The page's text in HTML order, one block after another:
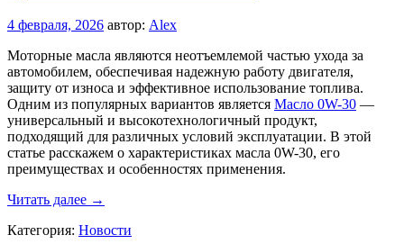
4 февраля, 2026 автор: Alex
Моторные масла являются неотъемлемой частью ухода за
автомобилем, обеспечивая надежную работу двигателя,
защиту от износа и эффективное использование топлива.
Одним из популярных вариантов является Масло 0W-30 —
универсальный и высокотехнологичный продукт,
подходящий для различных условий эксплуатации. В этой
статье расскажем о характеристиках масла 0W-30, его
преимуществах и особенностях применения.
Читать далее Особенности,
и
→
Категория: Новости